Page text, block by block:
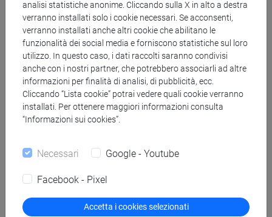
viene ritratta la vita di un villaggio sconvolto dalla
sanguinosa guerra civile fra il governo di Khartoum e le
forze ribelli. Abbas è ospite a Venezia dell’editore
Wetlands.
Sabato 5 aprile
Il primo appuntamento è alle
Balcani e della ex Jugoslavia. Il romanziere croato
Štiks(nato a Sarajevo) dialoga con Chiara Bonfiglioli.
2008),
(Mesogea, 2024) e altri, vincitori di numerosi
analisi statistiche anonime. Cliccando sulla X in alto a destra
verranno installati solo i cookie necessari. Se acconsenti,
verranno installati anche altri cookie che abilitano le
funzionalità dei social media e forniscono statistiche sul loro
utilizzo. In questo caso, i dati raccolti saranno condivisi
anche con i nostri partner, che potrebbero associarli ad altre
informazioni per finalità di analisi, di pubblicità, ecc.
Cliccando “Lista cookie” potrai vedere quali cookie verranno
installati. Per ottenere maggiori informazioni consulta
“Informazioni sui cookies”.
Necessari Google - Youtube
Facebook - Pixel
Accetta i cookies selezionati